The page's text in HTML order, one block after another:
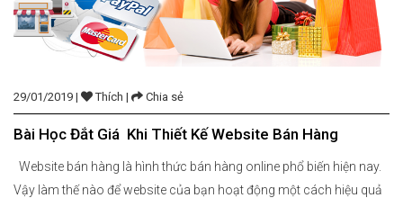
29/01/2019 | Thích | Chia sẻ
Bài Học Đắt Giá Khi Thiết Kế Website Bán Hàng
Website bán hàng là hình thức bán hàng online phổ biến hiện nay.
Vậy làm thế nào để website của bạn hoạt động một cách hiệu quả